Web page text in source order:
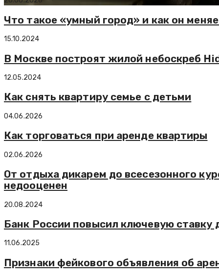
Что такое «умный город» и как он
15.10.2024
В Москве построят жилой небоскреб
12.05.2024
Как снять квартиру семье с детьми
04.06.2026
Как торговаться при аренде квартиры
02.06.2026
От отдыха дикарем до всесезонного
недооценен
20.08.2024
Банк России повысил ключевую ставку
11.06.2025
Признаки фейкового объявления об